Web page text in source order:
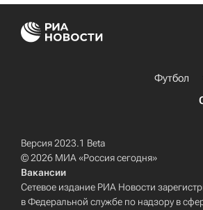
Футбол
Версия 2023.1 Beta
© 2026 МИА «Россия сегодня»
Вакансии
Сетевое издание РИА Новости
в Федеральной службе по надзору в